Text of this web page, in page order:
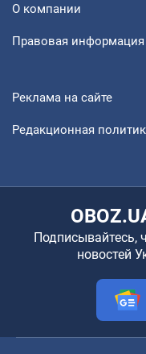
О компании
Правовая информация
Реклама на сайте
Редакционная
Подписывайтесь,
новостей